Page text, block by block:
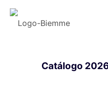
Catálogo